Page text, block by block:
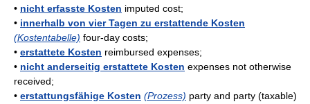
• nicht erfasste Kosten imputed cost;
• innerhalb von vier Tagen zu erstattende Kosten
(Kostentabelle) four-day costs;
• erstattete Kosten reimbursed expenses;
• nicht anderseitig erstattete Kosten expenses not otherwise
received;
• erstattungsfähige Kosten (Prozess) party and party (taxable)